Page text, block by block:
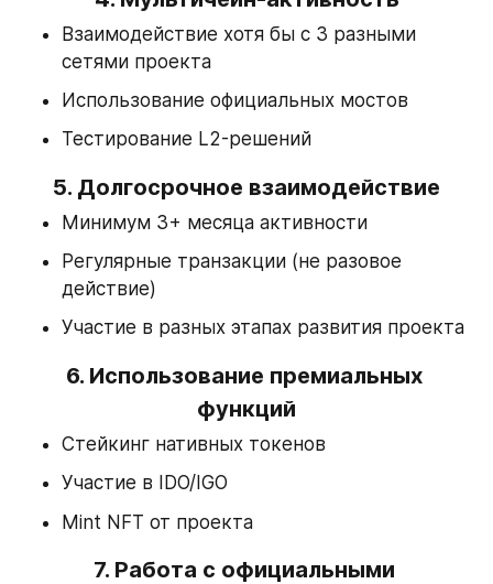
Взаимодействие хотя бы с 3 разными
сетями проекта
Использование официальных мостов
Тестирование L2-решений
5. Долгосрочное взаимодействие
Минимум 3+ месяца активности
Регулярные транзакции (не разовое
действие)
Участие в разных этапах развития проекта
6. Использование премиальных
функций
Стейкинг нативных токенов
Участие в IDO/IGO
Mint NFT от проекта
7. Работа с официальными